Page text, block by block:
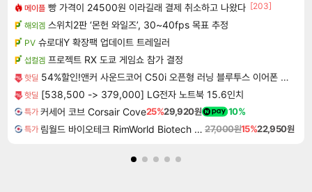
메이플 빵 가격이 24500원 이라길래 결제 취소하고 나왔다 [203]
해외겜 스위치2판 ‘몬헌 와일즈’, 30~40fps 목표 추정
PV 슈로대Y 확장팩 업데이트 트레일러
섭컬겜 프로젝트 RX 도쿄 게임쇼 참가 결정
핫딜 54%할인!앤커 사운드코어 C50i 오픈형 러닝 블루투스 이어폰 D1101
핫딜 [538,500 -> 379,000] LG전자 노트북 15.6인치
특가 커세어 코브 Corsair Cove25%29,920원 10%
특가 림월드 바이오테크 RimWorld Biotech DLC 27,000원15%22,950원